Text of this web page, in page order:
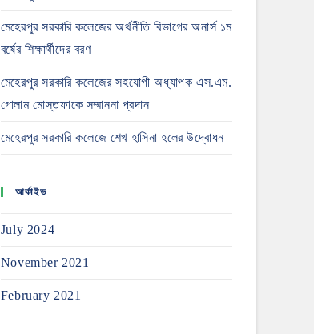
মেহেরপুর সরকারি কলেজের অর্থনীতি বিভাগের অনার্স ১ম
বর্ষের শিক্ষার্থীদের বরণ
মেহেরপুর সরকারি কলেজের সহযোগী অধ্যাপক এস.এম.
গোলাম মোস্তফাকে সম্মাননা প্রদান
মেহেরপুর সরকারি কলেজে শেখ হাসিনা হলের উদ্বোধন
আর্কাইভ
July 2024
November 2021
February 2021